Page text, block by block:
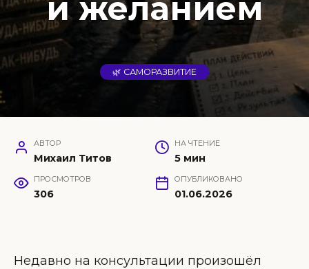
и желанием
🌿 САМОРАЗВИТИЕ
АВТОР
Михаил Титов
НА ЧТЕНИЕ
5 мин
ПРОСМОТРОВ
306
ОПУБЛИКОВАНО
01.06.2026
Недавно на консультации произошёл